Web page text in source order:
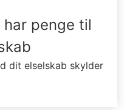
har penge til
dit elselskab skylder